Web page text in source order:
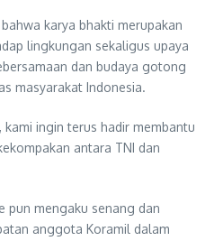
karya bhakti merupakan
lingkungan sekaligus upaya
dan budaya gotong
masyarakat Indonesia.
ingin terus hadir membantu
antara TNI dan
pun mengaku senang dan
anggota Koramil dalam